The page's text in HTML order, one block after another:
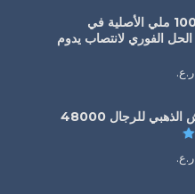
حبوب سيالس 100 ملي الأصلية في
الفوري لانتصاب يدوم
ر.ع.
للرجال 48000
تم التقييم
ر.ع.